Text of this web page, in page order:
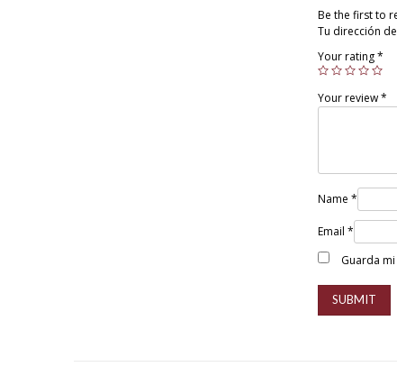
Be the first to
Tu dirección
Your rating*
Your review*
Name*
Email*
Guarda